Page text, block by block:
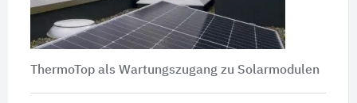
ThermoTop als Wartungszugang zu Solarmodulen